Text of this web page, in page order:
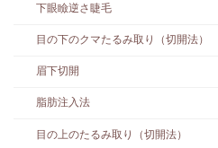
下眼瞼逆さ睫毛
目の下のクマたるみ取り（切開法）
眉下切開
脂肪注入法
目の上のたるみ取り（切開法）